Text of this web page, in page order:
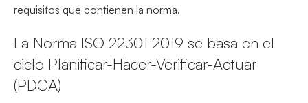
requisitos que contienen la norma.
La Norma ISO 22301 2019 se basa en el
ciclo Planificar-Hacer-Verificar-Actuar
(PDCA)